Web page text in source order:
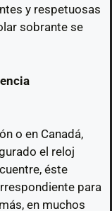
y respetuosas
sobrante se
o en Canadá,
el reloj
éste
para
en muchos